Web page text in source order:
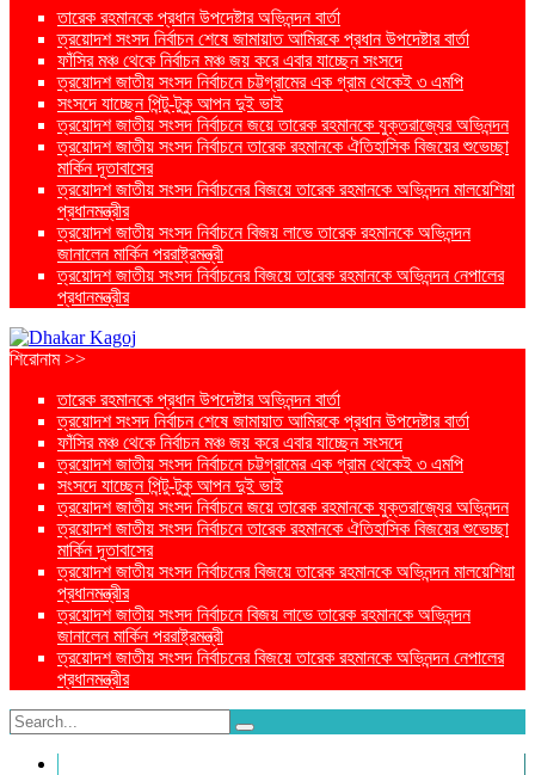
তারেক রহমানকে প্রধান উপদেষ্টার অভিনন্দন বার্তা
ত্রয়োদশ সংসদ নির্বাচন শেষে জামায়াত আমিরকে প্রধান উপদেষ্টার বার্তা
ফাঁসির মঞ্চ থেকে নির্বাচন মঞ্চ জয় করে এবার যাচ্ছেন সংসদে
ত্রয়োদশ জাতীয় সংসদ নির্বাচনে চট্টগ্রামের এক গ্রাম থেকেই ৩ এমপি
সংসদে যাচ্ছেন পিন্টু-টুকু আপন দুই ভাই
ত্রয়োদশ জাতীয় সংসদ নির্বাচনে জয়ে তারেক রহমানকে যুক্তরাজ্যের অভিনন্দন
ত্রয়োদশ জাতীয় সংসদ নির্বাচনে তারেক রহমানকে ঐতিহাসিক বিজয়ের শুভেচ্ছা
মার্কিন দূতাবাসের
ত্রয়োদশ জাতীয় সংসদ নির্বাচনের বিজয়ে তারেক রহমানকে অভিনন্দন মালয়েশিয়া
প্রধানমন্ত্রীর
ত্রয়োদশ জাতীয় সংসদ নির্বাচনে বিজয় লাভে তারেক রহমানকে অভিনন্দন
জানালেন মার্কিন পররাষ্ট্রমন্ত্রী
ত্রয়োদশ জাতীয় সংসদ নির্বাচনের বিজয়ে তারেক রহমানকে অভিনন্দন নেপালের
প্রধানমন্ত্রীর
শিরোনাম >>
তারেক রহমানকে প্রধান উপদেষ্টার অভিনন্দন বার্তা
ত্রয়োদশ সংসদ নির্বাচন শেষে জামায়াত আমিরকে প্রধান উপদেষ্টার বার্তা
ফাঁসির মঞ্চ থেকে নির্বাচন মঞ্চ জয় করে এবার যাচ্ছেন সংসদে
ত্রয়োদশ জাতীয় সংসদ নির্বাচনে চট্টগ্রামের এক গ্রাম থেকেই ৩ এমপি
সংসদে যাচ্ছেন পিন্টু-টুকু আপন দুই ভাই
ত্রয়োদশ জাতীয় সংসদ নির্বাচনে জয়ে তারেক রহমানকে যুক্তরাজ্যের অভিনন্দন
ত্রয়োদশ জাতীয় সংসদ নির্বাচনে তারেক রহমানকে ঐতিহাসিক বিজয়ের শুভেচ্ছা
মার্কিন দূতাবাসের
ত্রয়োদশ জাতীয় সংসদ নির্বাচনের বিজয়ে তারেক রহমানকে অভিনন্দন মালয়েশিয়া
প্রধানমন্ত্রীর
ত্রয়োদশ জাতীয় সংসদ নির্বাচনে বিজয় লাভে তারেক রহমানকে অভিনন্দন
জানালেন মার্কিন পররাষ্ট্রমন্ত্রী
ত্রয়োদশ জাতীয় সংসদ নির্বাচনের বিজয়ে তারেক রহমানকে অভিনন্দন নেপালের
প্রধানমন্ত্রীর